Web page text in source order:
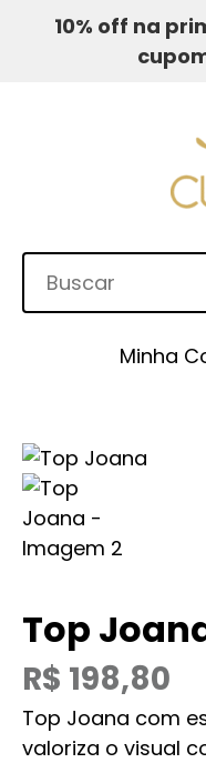
10% off na
Minha
Top
R$ 198,80
Top Joana com
valoriza o visual